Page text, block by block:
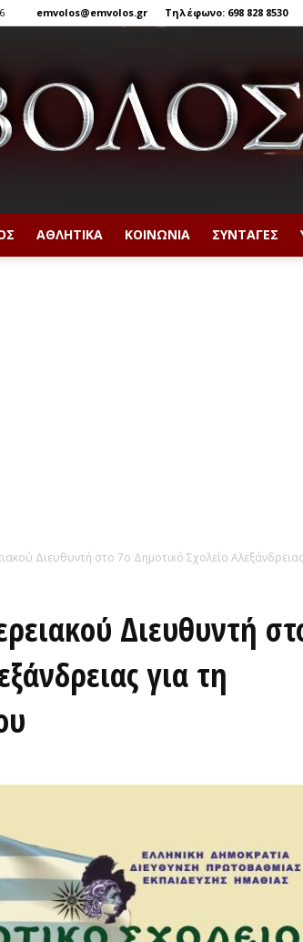
emvolos@emvolos.gr Τηλέφωνο: 698 828 8530
ΑΘΛΗΤΙΚΆ ΚΟΙΝΩΝΊΑ ΣΥΝΤΑΓΈΣ
Διευθυντή στο 7ο Δημοτικό Σχολείο
Διευθυντή
για τη